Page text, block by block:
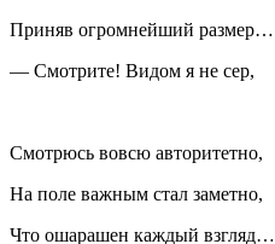
Приняв огромнейший размер…
— Смотрите! Видом я не сер,
Смотрюсь вовсю авторитетно,
На поле важным стал заметно,
Что ошарашен каждый взгляд…